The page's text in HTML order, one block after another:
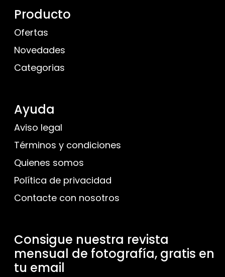
Producto
Ofertas
Novedades
Categorias
Ayuda
Aviso legal
Términos y condiciones
Quienes somos
Política de privacidad
Contacte con nosotros
Consigue nuestra revista
mensual de fotografía, gratis en
tu email